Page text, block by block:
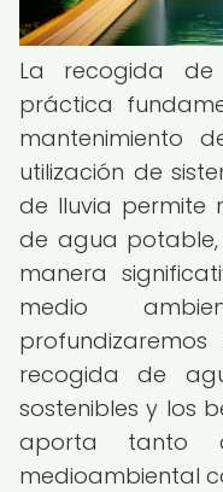
La recogida
práctica
mantenimiento
utilización de
de lluvia permite
de agua
manera
medio
recogida de
sostenibles y los
aporta tanto
medioambiental